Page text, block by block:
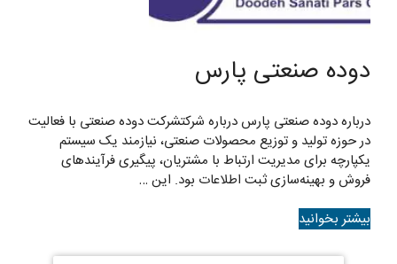
دوده صنعتی پارس
درباره دوده صنعتی پارس درباره شرکتشرکت دوده صنعتی با فعالیت
در حوزه تولید و توزیع محصولات صنعتی، نیازمند یک سیستم
یکپارچه برای مدیریت ارتباط با مشتریان، پیگیری فرآیندهای
فروش و بهینه‌سازی ثبت اطلاعات بود. این …
بیشتر بخوانید